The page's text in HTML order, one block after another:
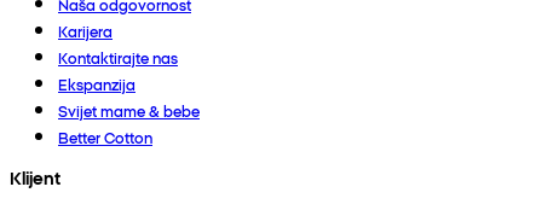
Karijera
Kontaktirajte nas
Ekspanzija
Svijet mame & bebe
Better Cotton
Klijent